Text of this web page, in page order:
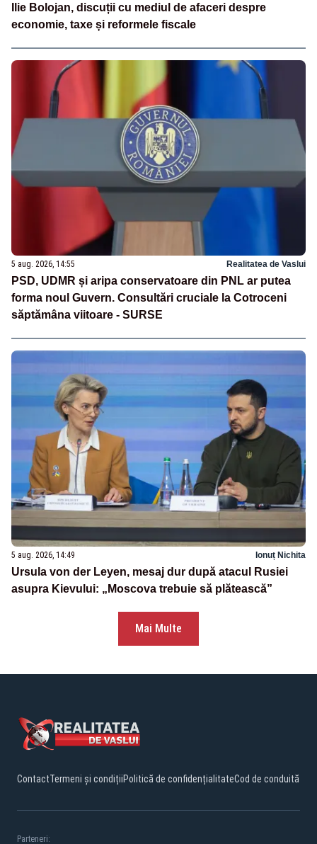
Ilie Bolojan, discuții cu mediul de afaceri despre
economie, taxe și reformele fiscale
5 aug. 2026, 14:55 Realitatea de Vaslui
PSD, UDMR și aripa conservatoare din PNL ar putea
forma noul Guvern. Consultări cruciale la Cotroceni
săptămâna viitoare - SURSE
5 aug. 2026, 14:49 Ionuț Nichita
Ursula von der Leyen, mesaj dur după atacul Rusiei
asupra Kievului: „Moscova trebuie să plătească”
Mai Multe
ContactTermeni și condițiiPolitică de confidențialitateCod de conduită
Parteneri: